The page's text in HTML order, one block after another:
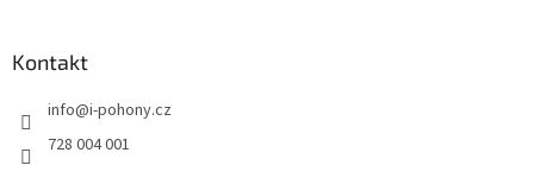
Kontakt
info@i-pohony.cz
728 004 001